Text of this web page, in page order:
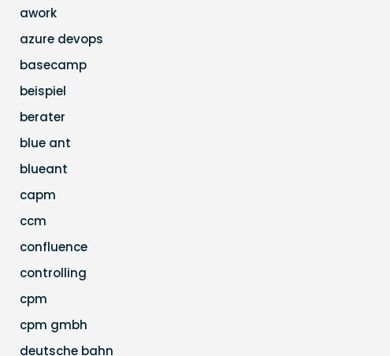
awork
azure devops
basecamp
beispiel
berater
blue ant
blueant
capm
ccm
confluence
controlling
cpm
cpm gmbh
deutsche bahn